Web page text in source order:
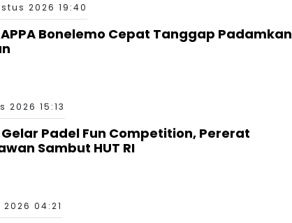
2026 19:40
Bonelemo Cepat Tanggap Padamkan
2026 15:13
Padel Fun Competition, Pererat
Sambut HUT RI
04:21